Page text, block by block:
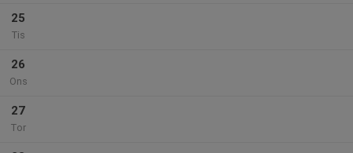
25
Tis
26
Ons
27
Tor